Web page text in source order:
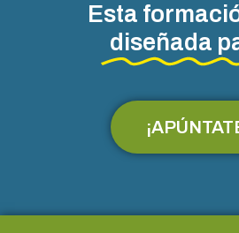
Esta
diseñada